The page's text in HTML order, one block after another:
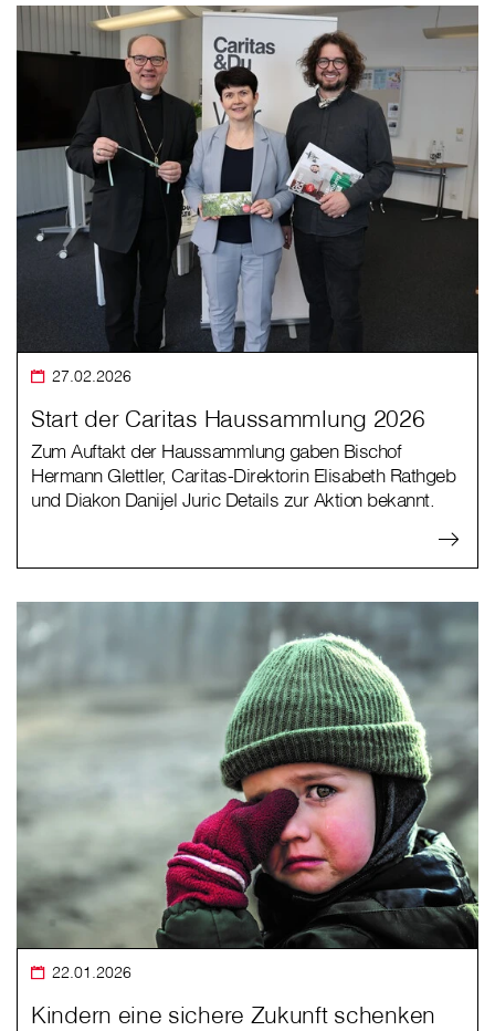
27.02.2026
Start der Caritas Haussammlung 2026
Zum Auftakt der Haussammlung gaben Bischof
Hermann Glettler, Caritas-Direktorin Elisabeth Rathgeb
und Diakon Danijel Juric Details zur Aktion bekannt.
22.01.2026
Kindern eine sichere Zukunft schenken